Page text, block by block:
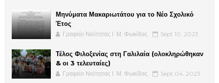
Μηνύματα Μακαριωτάτου για το Νέο Σχολικό
Έτος
Γραφείο Νεότητας Ι. Μ. Φωκίδας Sept 10, 2023
Τέλος Φιλοξενίας στη Γαλιλαία (ολοκληρώθηκαν
& οι 3 τελευταίες)
Γραφείο Νεότητας Ι. Μ. Φωκίδας Sept 04, 2023